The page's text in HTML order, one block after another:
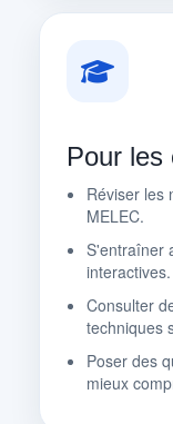
Pour les
Réviser les
MELEC.
S'entraîner
interactives.
Consulter
techniques
Poser des
mieux